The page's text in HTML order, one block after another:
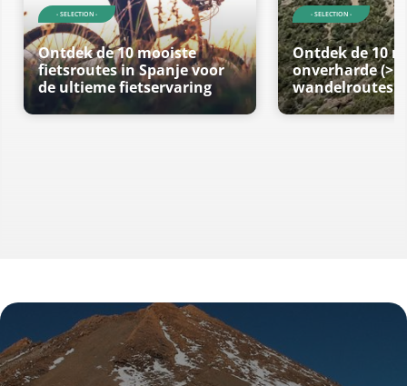
- SELECTION -
Ontdek de 10 mooiste
fietsroutes in Spanje voor
de ultieme fietservaring
- SELECTION -
Ontdek de 10
onverharde
wandelroutes